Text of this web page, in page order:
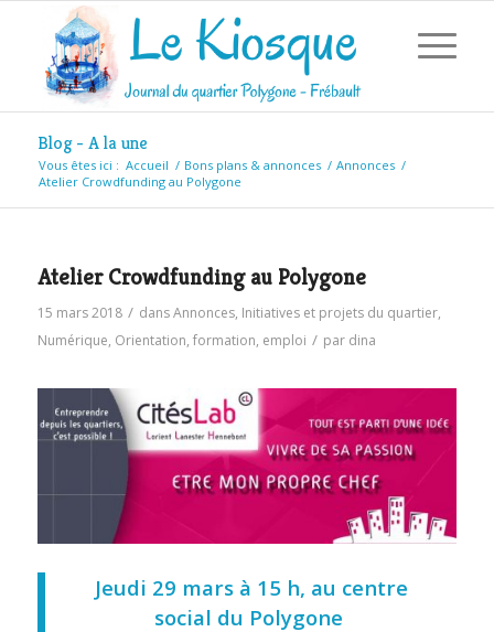
Blog - A la une
Vous êtes ici : Accueil / Bons plans & annonces / Annonces /
Atelier Crowdfunding au Polygone
Atelier Crowdfunding au Polygone
15 mars 2018 / dansAnnonces, Initiatives et projets du quartier,
Numérique, Orientation, formation, emploi / par dina
Jeudi 29 mars à 15 h, au centre
social du Polygone